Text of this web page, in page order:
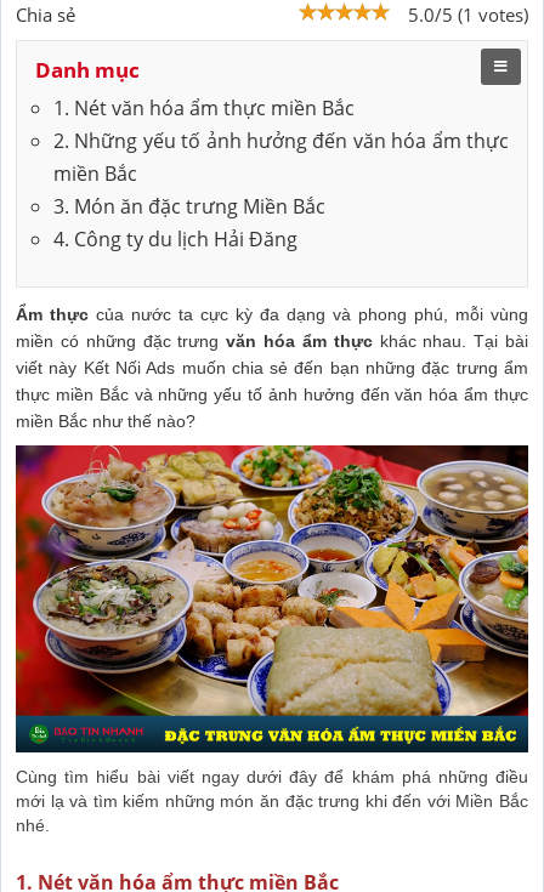
5.0/5 (1 votes)
Chia sẻ
Danh mục
1. Nét văn hóa ẩm thực miền Bắc
2. Những yếu tố ảnh hưởng đến văn hóa ẩm thực
miền Bắc
3. Món ăn đặc trưng Miền Bắc
4. Công ty du lịch Hải Đăng
Ẩm thực của nước ta cực kỳ đa dạng và phong phú, mỗi vùng
miền có những đặc trưng văn hóa ẩm thựckhác nhau. Tại bài
viết này Kết Nối Ads muốn chia sẻ đến bạn những đặc trưng ẩm
thực miền Bắc và những yếu tố ảnh hưởng đến văn hóa ẩm thực
miền Bắc như thế nào?
Cùng tìm hiểu bài viết ngay dưới đây để khám phá những điều
mới lạ và tìm kiếm những món ăn đặc trưng khi đến với Miền Bắc
nhé.
1. Nét văn hóa ẩm thực miền Bắc